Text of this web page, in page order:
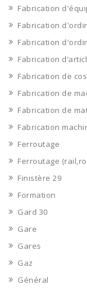
Fabrication
Fabrication
Fabrication
Fabrication
Fabrication de
Fabrication de
Fabrication de
Fabrication
Ferroutage
Ferroutage
Finistère 29
Formation
Gard 30
Gare
Gares
Gaz
Général